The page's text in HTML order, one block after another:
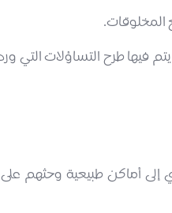
المخلوقات.
فيها طرح التساؤلات التي
أماكن طبيعية وحثهم على